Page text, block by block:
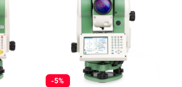
-5%